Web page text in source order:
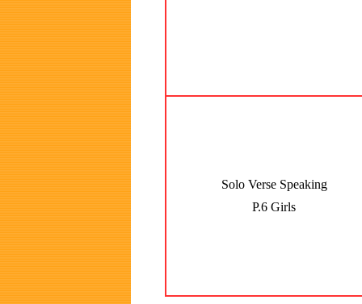
Solo Verse Speaking
P.6 Girls